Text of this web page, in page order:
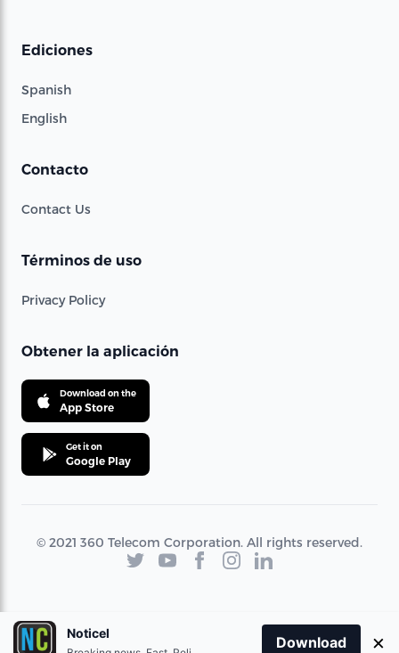
Ediciones
Spanish
English
Contacto
Contact Us
Términos de uso
Privacy Policy
Obtener la aplicación
Download on the
App Store
Get it on
Google Play
© 2021 360 Telecom Corporation. All rights reserved.
Noticel
Download ×